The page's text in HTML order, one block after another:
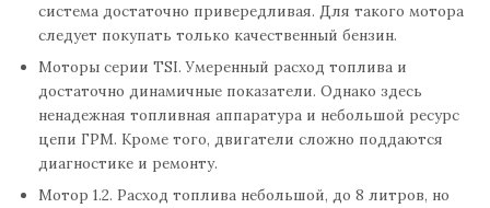
система достаточно привередливая. Для такого мотора
следует покупать только качественный бензин.
Моторы серии TSI. Умеренный расход топлива и
достаточно динамичные показатели. Однако здесь
ненадежная топливная аппаратура и небольшой ресурс
цепи ГРМ. Кроме того, двигатели сложно поддаются
диагностике и ремонту.
Мотор 1.2. Расход топлива небольшой, до 8 литров, но